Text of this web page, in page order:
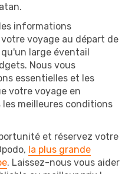
informations
voyage au départ de
large éventail
Nous vous
essentielles et les
votre voyage en
les meilleures conditions
et réservez votre
la plus grande
. Laissez-nous vous aider